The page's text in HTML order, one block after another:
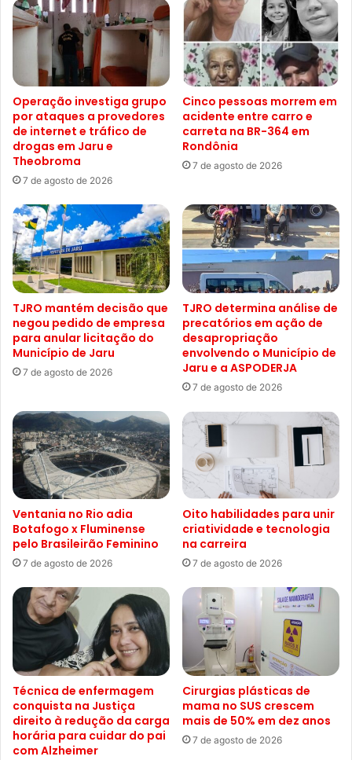
Operação investiga grupo
por ataques a provedores
de internet e tráfico de
drogas em Jaru e
Theobroma
7 de agosto de 2026
Cinco pessoas morrem em
acidente entre carro e
carreta na BR-364 em
Rondônia
7 de agosto de 2026
TJRO mantém decisão que
negou pedido de empresa
para anular licitação do
Município de Jaru
7 de agosto de 2026
TJRO determina análise de
precatórios em ação de
desapropriação
envolvendo o Município de
Jaru e a ASPODERJA
7 de agosto de 2026
Ventania no Rio adia
Botafogo x Fluminense
pelo Brasileirão Feminino
7 de agosto de 2026
Oito habilidades para unir
criatividade e tecnologia
na carreira
7 de agosto de 2026
Técnica de enfermagem
conquista na Justiça
direito à redução da carga
horária para cuidar do pai
com Alzheimer
Cirurgias plásticas de
mama no SUS crescem
mais de 50% em dez anos
7 de agosto de 2026